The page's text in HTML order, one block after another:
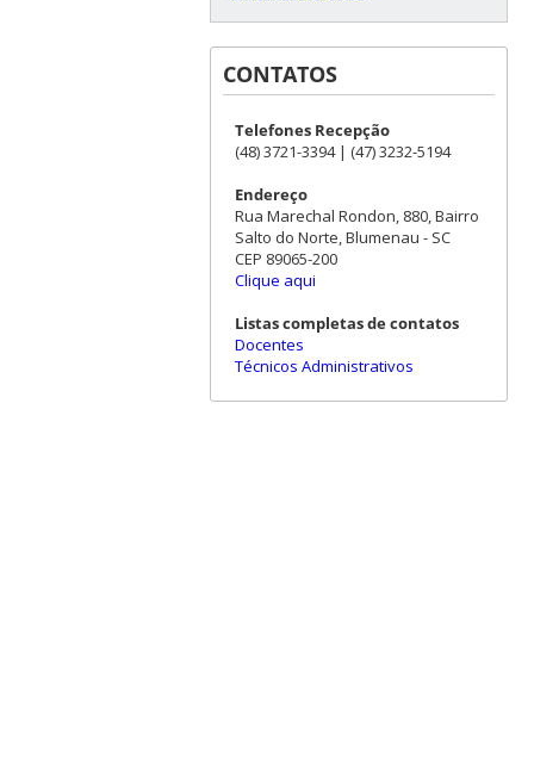
CONTATOS
Telefones Recepção
(48) 3721-3394 | (47) 3232-5194
Endereço
Rua Marechal Rondon, 880, Bairro
Salto do Norte, Blumenau - SC
CEP 89065-200
Clique aqui
Listas completas de contatos
Docentes
Técnicos Administrativos